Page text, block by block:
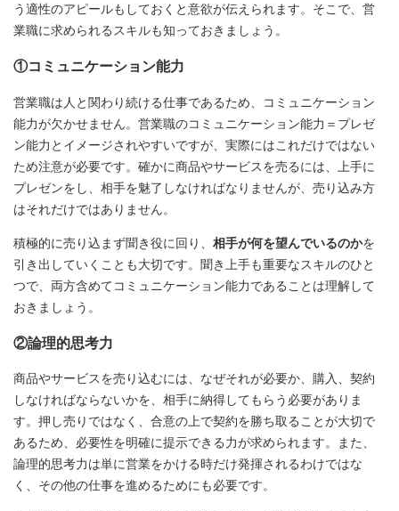
う適性のアピールもしておくと意欲が伝えられます。そこで、営
業職に求められるスキルも知っておきましょう。
①コミュニケーション能力
営業職は人と関わり続ける仕事であるため、コミュニケーション
能力が欠かせません。営業職のコミュニケーション能力＝プレゼ
ン能力とイメージされやすいですが、実際にはこれだけではない
ため注意が必要です。確かに商品やサービスを売るには、上手に
プレゼンをし、相手を魅了しなければなりませんが、売り込み方
はそれだけではありません。
積極的に売り込まず聞き役に回り、 相手が何を望んでいるのかを
引き出していくことも大切です。聞き上手も重要なスキルのひと
つで、両方含めてコミュニケーション能力であることは理解して
おきましょう。
②論理的思考力
商品やサービスを売り込むには、なぜそれが必要か、購入、契約
しなければならないかを、相手に納得してもらう必要がありま
す。押し売りではなく、合意の上で契約を勝ち取ることが大切で
あるため、必要性を明確に提示できる力が求められます。また、
論理的思考力は単に営業をかける時だけ発揮されるわけではな
く、その他の仕事を進めるためにも必要です。